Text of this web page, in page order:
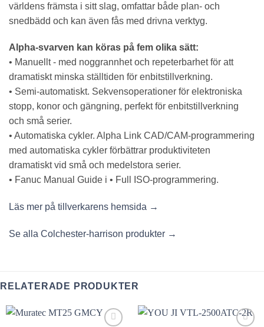
världens främsta i sitt slag, omfattar både plan- och
snedbädd och kan även fås med drivna verktyg.
Alpha-svarven kan köras på fem olika sätt:
• Manuellt - med noggrannhet och repeterbarhet för att
dramatiskt minska ställtiden för enbitstillverkning.
• Semi-automatiskt. Sekvensoperationer för elektroniska
stopp, konor och gängning, perfekt för enbitstillverkning
och små serier.
• Automatiska cykler. Alpha Link CAD/CAM-programmering
med automatiska cykler förbättrar produktiviteten
dramatiskt vid små och medelstora serier.
• Fanuc Manual Guide i • Full ISO-programmering.
Läs mer på tillverkarens hemsida →
Se alla Colchester-harrison produkter →
RELATERADE PRODUKTER